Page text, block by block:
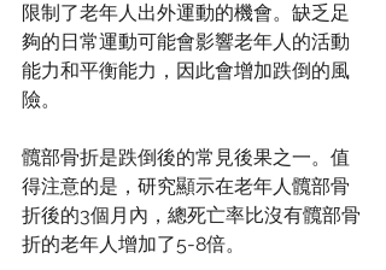
限制了老年人出外運動的機會。缺乏足
夠的日常運動可能會影響老年人的活動
能力和平衡能力，因此會增加跌倒的風
險。
髖部骨折是跌倒後的常見後果之一。值
得注意的是，研究顯示在老年人髖部骨
折後的3個月內，總死亡率比沒有髖部骨
折的老年人增加了5-8倍。